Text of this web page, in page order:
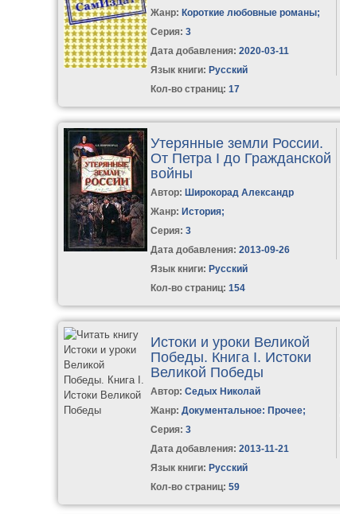
Жанр: Короткие любовные романы;
Серия:3
Дата добавления: 2020-03-11
Язык книги: Русский
Кол-во страниц: 17
Утерянные земли России.
От Петра I до Гражданской
войны
Автор: Широкорад Александр
Жанр: История;
Серия:3
Дата добавления: 2013-09-26
Язык книги: Русский
Кол-во страниц: 154
Истоки и уроки Великой
Победы. Книга I. Истоки
Великой Победы
Автор:Седых Николай
Жанр: Документальное: Прочее;
Серия:3
Дата добавления: 2013-11-21
Язык книги: Русский
Кол-во страниц: 59